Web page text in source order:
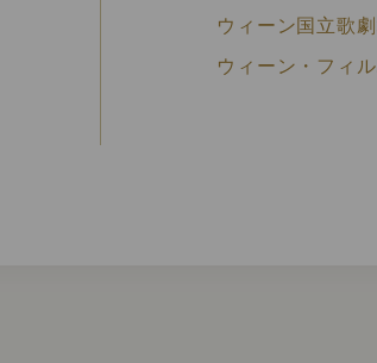
ウィーン国立歌
ウィーン・フィ